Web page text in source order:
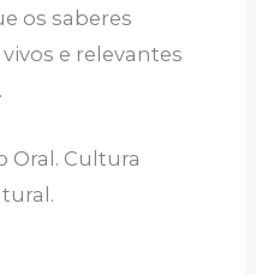
os saberes
e relevantes
Oral. Cultura